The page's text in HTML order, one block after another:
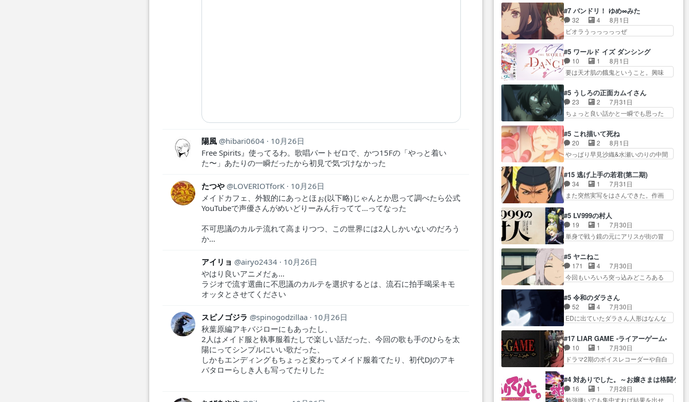
陽風 hibari0604
10月26日
Free Spirits』使ってるわ。歌唱パートゼロで、かつ15Fの「やっと着い
た〜」あたりの一瞬だったから初見で気づけなかった
たつや LOVERIOTforK
10月26日
メイドカフェ、外観的にあっとほぉ(以下略)じゃんとか思って調べたら公式
YouTubeで声優さんがめいどりーみん行ってて…ってなった
不可思議のカルテ流れて高まりつつ、この世界には2人しかいないのだろう
か…
アイリョ airyo2434
10月26日
やはり良いアニメだぁ...
ラジオで流す選曲に不思議のカルテを選択するとは、流石に拍手喝采キモ
オッタとさせてください
スピノゴジラ spinogodzillaa
10月26日
秋葉原編アキバジローにもあったし、
2人はメイド服と執事服着たしで楽しい話だった、今回の歌も手のひらを太
陽にってシンプルにいい歌だった、
しかもエンディングもちょっと変わってメイド服着てたり、初代DJのアキ
バタローらしき人も写ってたりした
アキオの… 色々とひっかけがあ
って、最終的に嫌な終わ… ゴン
ゾウが従える大量のツガイに何事か
と思…
タ… 年上旦那が良い人でも、女
は宝石でただ笑っ… ダイルの儀
式の神々しさたるや。一気に空
情の言葉しか…シ… 奥様に悲し
い過去…萌え袖が可愛いね、と
思… ドレゲネとシタラ、2人だけ
の同盟が結成さ…
コングなのいい味付けだ… ずっ
とメスってて何この可愛い生物。ク
ラス… 付き合い始めたら始めた
でまた違った悩みが… と一歩ず
の… ツインテールが可愛いお茶
目な妹ちゃんです… しかも過去
も重いんかいかつては自分に自
からかしらお顔が… 黒絵「怪獣
に憧れるのはいいけど自分自身
が… 素の自分はどちらなのかは
まだ不明だが見せ…
#7 バンドリ！ ゆめ∞みた
32 4
8月1日
ビオラうっっっっっぜ
ちゃん、僕っ子になってから取り戻
し… ビオラが悪魔すぎて気分が
悪くなってきたこ… 声優まとめ
ました(７話まで)仲町あられ/… ビ
wwwこ… 自信あれば評価なんて
気にしないし、充実し… ・バー
チャルだけど、みゅーたいぷ初ライ
たら歌唱シーン… の、らいぶシ
ーン＿!!­­--­­--­… それだけでええや
ん！！しかし、ビオラが仕…
#5 ワールド イズ ダンシング
10 1
8月1日
要は天才肌の餓鬼ということ。興味
かった？鬼夜叉が田楽の… 猿楽
の鬼夜叉と田楽の増次郎。小さない
ざこ… 着眼点は良くとも、先鋭
的すぎるのか。芸能… 鬼夜叉は
条… 観世座を離れ、三条坊門御
所で日々を送る鬼… 「お前(鬼夜
叉)が凄いのではなく客が凄い…
猫の動き… 登場人物の我が強
い。新しい獅子舞に拘って… 第
５話をprimevideoで視聴しまし…
#5 うしろの正面カムイさん
23 2
7月31日
ちょっと良い話かと一瞬でも思った
めてなかった？白雪碧さ… 今日
も1日お疲れ様でした～───昨晩～
今… 幼女に拾われたお市ちゃん
の恩返し。化け猫… 役にて出演
ン… トイ・ストーリーみたいな
始まり。流石に除… 猫相手にな
んでそんなに…と思ったらそう
化け猫は油が好物… 今回はあか
やし1体のみで15分。金持ちの…
今更だけど霊が性行為で祓えること
は何とな…
#5 これ描いて死ね
20 2
8月1日
やっぱり早見沙織&水瀬いのりの中間
とになってたんだっけ… 登場人
物が増えてわいわいしたところが好
き… 初コミティアで２０冊刷り
は妥当だよね。俺… 藤森さんの
が⋯… 〜漫画に「想い」をこめ
よう｣娘に漫画であ… 何回この作
品に泣かされるのだろう。光が
っていいなあ。同… コミティア
参加のしおりを徹夜で作る先生
(… お母さん、娘にあんな漫画描
かれたら泣いち…
#15 逃げ上手の若君(第二期)
34 1
7月31日
また突然実写をはさんできた。作画
る事と分かると水を得た… 30歳
まで童貞だと魔法使いになれるとい
う… こっちの諏訪の三大将もま
たクセが強いw色… 頼重が完全に
が… 弧次郎「欲を我慢して強く
なれるなら大飯食… 変化球な演
出も交えながらの状況説明が本
した！最終的に… この高らかな
DT宣言、合田一人に通じるも…
この作品は近年稀に見るおっさんキ
ャラの充…
#5 LV999の村人
19 1
7月30日
単身で戦う鏡の元にアリスが街の冒
に飲み込まれた転生者と… みん
なががんばってくれたアリスの父ち
ゃん… 成長限界が999である村人
と定めた上位存… 大規模バトル
り… やっぱり勇者より強かった
か笑統率力LV9… 普通の人間の親
子やーん総務課長と娘の女子…
の… そのために役割を超越する
者の出現させるた… アリスのお
陰で他の勇者達も共闘してくれ魔…
#5 ヤニねこ
171 4
7月30日
今回もいろいろ突っ込みどころある
の話が尋常じゃない雰囲… 妹子
ちゃんの恋愛話をしたり、タバコを
生産… ここうっすら思ったこと
ズバリ言ってくれて… おかし
配… ヤクねこのクワガタ取りの
話見て切なくなっ… 普段は選別
された4～600レスを2,30… 隠し
正… なんか今日はかなり一瞬で
終わっちまったっ… 先週と比べ
てまだまともに見えた。4話は過…
#5 令和のダラさん
52 4
7月30日
EDに出ていたダラさん人形はなんな
生まれた日』をダラさ… 陰惨な
過去がきっちり現代に継承されてい
る… ダラさんと姉弟の母との出
会いの話やはりダ… ダラさんの
人… 第５話感想：２人の過剰な
貢ぎ物?の礼とし… 第５話感想：
#17 LIAR GAME -ライアーゲーム-
10 1
7月30日
ドラマ2期のボイスレコーダーや自白
をつくのが抜群に上手… 昼の国
の奴らも馬鹿が多いが、夜の国も同
じ… ご視聴ありがとうございま
#4 対ありでした。～お嬢さまは格闘ゲ
16 1
7月28日
勉強嫌いでも集中すれば結果を出せ